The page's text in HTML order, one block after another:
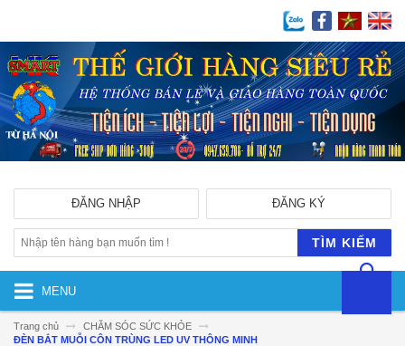
ĐĂNG KÝ
ĐĂNG NHẬP
TÌM KIẾM
MENU
Trang chủ
CHĂM SÓC SỨC KHỎE
ĐÈN BẮT MUỖI CÔN TRÙNG LED UV THÔNG MINH